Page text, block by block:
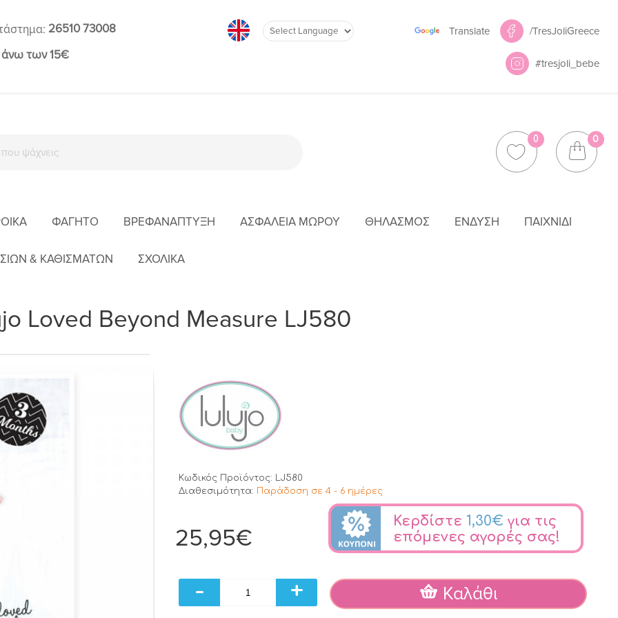
26510 73008
άνω των 15€
Translate /TresJoliGreece
#tresjoli_bebe
0 0
ΦΑΓΗΤΌ ΒΡΕΦΑΝΆΠΤΥΞΗ ΑΣΦΆΛΕΙΑ ΜΩΡΟΎ ΘΗΛΑΣΜΌΣ ΈΝΔΥΣΗ ΠΑΙΧΝΊΔΙ
& ΚΑΘΙΣΜΑΤΩΝ ΣΧΟΛΙΚΑ
Loved Beyond Measure LJ580
Κωδικός Προϊόντος: LJ580
Διαθεσιμότητα:
Παράδοση σε 4 - 6 ημέρες
Κερδίστε 1,30€ για τις
επόμενες αγορές σας!
25,95€
- + Καλάθι